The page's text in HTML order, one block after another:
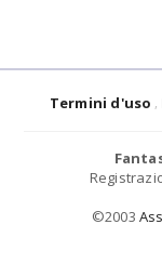
Termini d'uso
©2003